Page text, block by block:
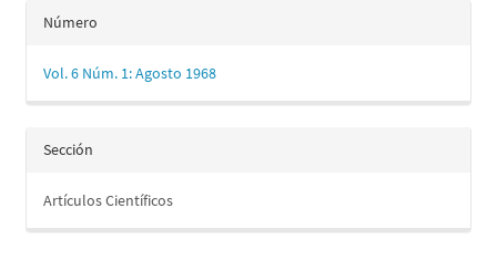
Número
Vol. 6 Núm. 1: Agosto 1968
Sección
Artículos Científicos